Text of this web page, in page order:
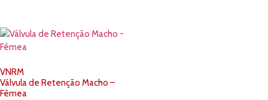
VNRM
Válvula de Retenção Macho –
Fêmea